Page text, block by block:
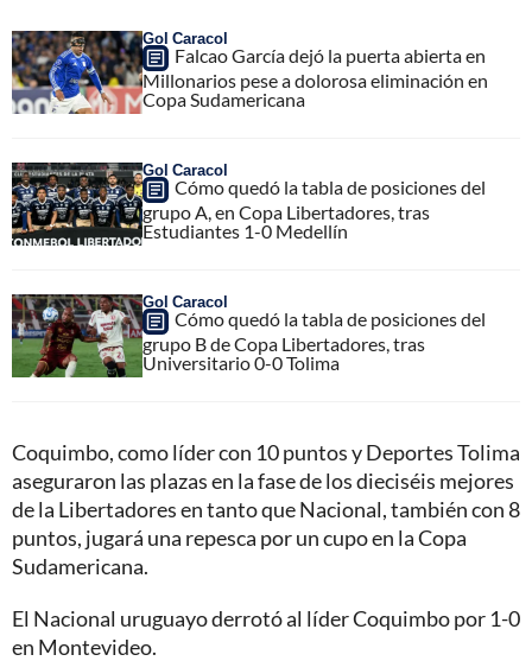
Gol Caracol
Falcao García dejó la puerta abierta en
Millonarios pese a dolorosa eliminación en
Copa Sudamericana
Gol Caracol
Cómo quedó la tabla de posiciones del
grupo A, en Copa Libertadores, tras
Estudiantes 1-0 Medellín
Gol Caracol
Cómo quedó la tabla de posiciones del
grupo B de Copa Libertadores, tras
Universitario 0-0 Tolima
Coquimbo, como líder con 10 puntos y Deportes Tolima
aseguraron las plazas en la fase de los dieciséis mejores
de la Libertadores en tanto que Nacional, también con 8
puntos, jugará una repesca por un cupo en la Copa
Sudamericana.
El Nacional uruguayo derrotó al líder Coquimbo por 1-0
en Montevideo.